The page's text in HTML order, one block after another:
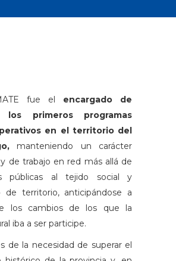
fue el encargado de
los primeros programas
en el territorio del
manteniendo un carácter
de trabajo en red más allá de
públicas al tejido social y
de territorio, anticipándose a
los cambios de los que la
iba a ser participe.
de la necesidad de superar el